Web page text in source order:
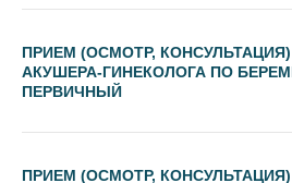
ПРИЕМ (ОСМОТР,
АКУШЕРА-ГИНЕКОЛОГА ПО
ПЕРВИЧНЫЙ
ПРИЕМ (ОСМОТР,